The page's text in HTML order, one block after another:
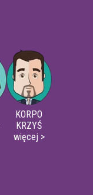
KORPO
KRZYŚ
więcej >